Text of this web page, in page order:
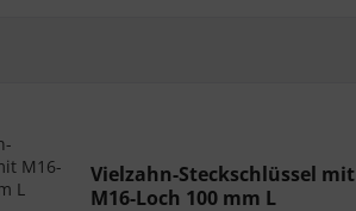
Vielzahn-Steckschlüssel mit
M16-Loch 100 mm L